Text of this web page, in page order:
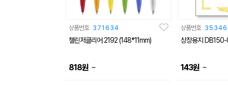
상품번호 371634
챌린저클리어 2192 (148*11mm)
818원 ~
상품번호
상장용지
143원 ~